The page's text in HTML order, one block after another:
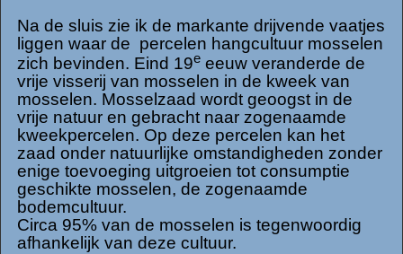
Na de sluis zie ik de markante drijvende vaatjes
liggen waar de percelen hangcultuur mosselen
zich bevinden. Eind 19eeeuw veranderde de
vrije visserij van mosselen in de kweek van
mosselen. Mosselzaad wordt geoogst in de
vrije natuur en gebracht naar zogenaamde
kweekpercelen. Op deze percelen kan het
zaad onder natuurlijke omstandigheden zonder
enige toevoeging uitgroeien tot consumptie
geschikte mosselen, de zogenaamde
bodemcultuur.
Circa 95% van de mosselen is tegenwoordig
afhankelijk van deze cultuur.